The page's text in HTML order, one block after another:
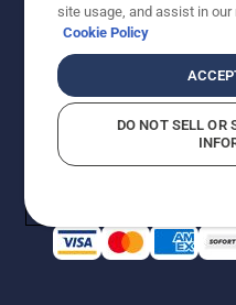
all’ 8,1% e TRA. Con
indicati sono prezzi al
a meno che il prodotto
Informativa sulla privacy
Segnalazione
site usage, and assist in
Cookie Policy
DO NOT SELL OR